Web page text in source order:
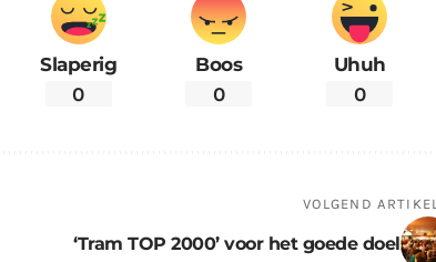
Slaperig
0
Boos
0
Uhuh
0
VOLGEND ARTIKEL
‘Tram TOP 2000’ voor het goede doel